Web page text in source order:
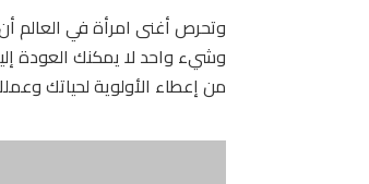
وتحرص أغنى امرأة في العالم
وشيء واحد لا يمكنك العودة
من إعطاء الأولوية لحياتك